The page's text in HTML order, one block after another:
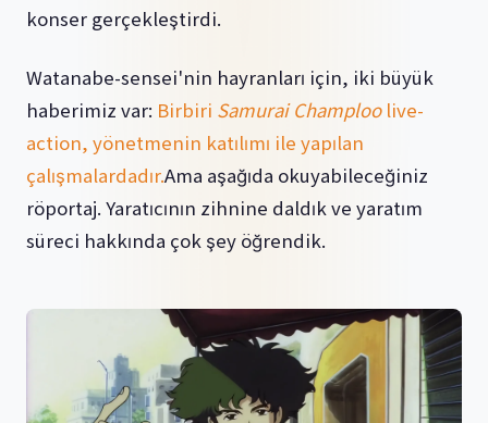
konser gerçekleştirdi.
Watanabe-sensei'nin hayranları için, iki büyük
haberimiz var: Birbiri Samurai Champloolive-
action, yönetmenin katılımı ile yapılan
çalışmalardadır.Ama aşağıda okuyabileceğiniz
röportaj. Yaratıcının zihnine daldık ve yaratım
süreci hakkında çok şey öğrendik.